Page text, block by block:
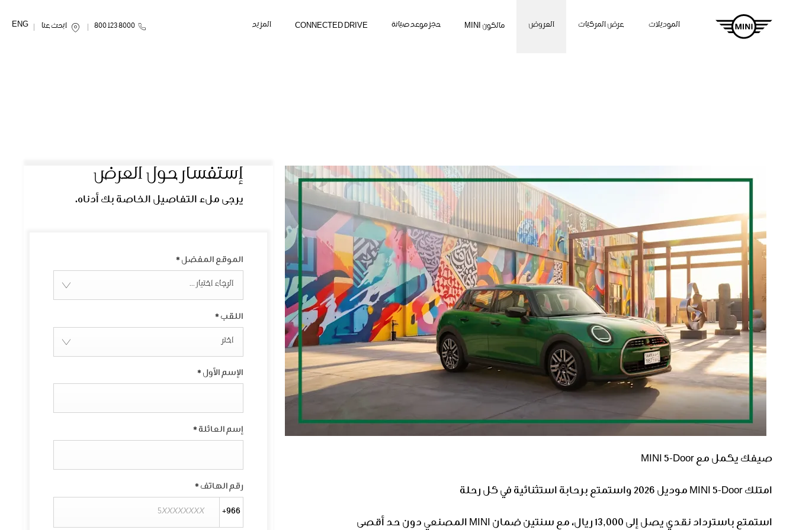
الموديلات عرض المركبات العروض مالكون MINI حجز موعد صيانة CONNECTED DRIVE المزيد 8000 123 800 ابحث عنا ENG
صيفك يكمل مع MINI 5-Door
امتلك MINI 5-Door موديل 2026 واستمتع برحابة استثنائية في كل رحلة
استمتع باسترداد نقدي يصل إلى 13,000 ريال، مع سنتين ضمان MINI المصنعي دون حد أقصى
إستفسار حول العرض
يرجى ملء التفاصيل الخاصة بك أدناه.
الموقع المفضل *
الرجاء اختيار ...
اللقب *
اختر
الإسم الأول *
إسم العائلة *
رقم الهاتف *
+966